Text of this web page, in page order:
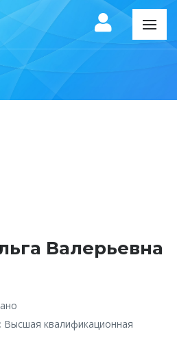
Валерьевна
Высшая квалификационная